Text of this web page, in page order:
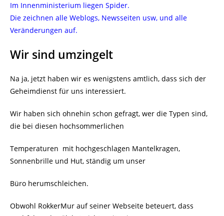
Im Innenministerium liegen Spider.
Die zeichnen alle Weblogs, Newsseiten usw, und alle
Veränderungen auf.
Wir sind umzingelt
Na ja, jetzt haben wir es wenigstens amtlich, dass sich der
Geheimdienst für uns interessiert.
Wir haben sich ohnehin schon gefragt, wer die Typen sind,
die bei diesen hochsommerlichen
Temperaturen mit hochgeschlagen Mantelkragen,
Sonnenbrille und Hut, ständig um unser
Büro herumschleichen.
Obwohl RokkerMur auf seiner Webseite beteuert, dass